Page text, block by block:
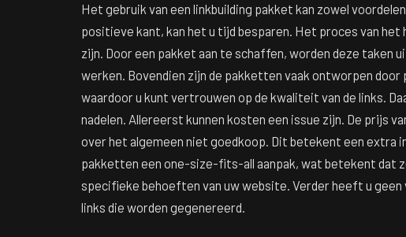
Het gebruik van een linkbuilding pakket kan zowel
positieve kant, kan het u tijd besparen. Het proces van het
zijn. Door een pakket aan te schaffen, worden deze taken
werken. Bovendien zijn de pakketten vaak ontworpen door
waardoor u kunt vertrouwen op de kwaliteit van de links.
nadelen. Allereerst kunnen kosten een issue zijn. De prijs
over het algemeen niet goedkoop. Dit betekent een extra
pakketten een one-size-fits-all aanpak, wat betekent dat
specifieke behoeften van uw website. Verder heeft u
links die worden gegenereerd.